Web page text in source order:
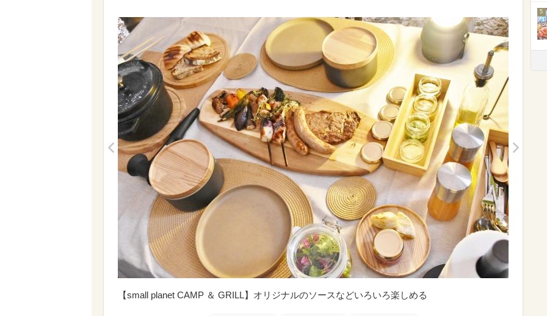
【small planet CAMP ＆ GRILL】オリジナルのソースなどいろいろ楽しめる
5